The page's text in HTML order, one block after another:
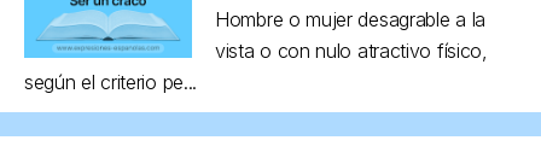
Hombre o mujer desagrable a la
vista o con nulo atractivo físico,
según el criterio pe...